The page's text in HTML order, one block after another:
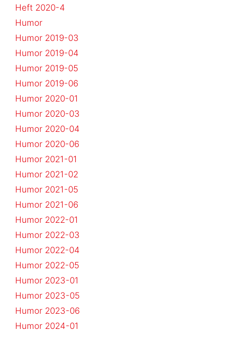
Heft 2020-4
Humor
Humor 2019-03
Humor 2019-04
Humor 2019-05
Humor 2019-06
Humor 2020-01
Humor 2020-03
Humor 2020-04
Humor 2020-06
Humor 2021-01
Humor 2021-02
Humor 2021-05
Humor 2021-06
Humor 2022-01
Humor 2022-03
Humor 2022-04
Humor 2022-05
Humor 2023-01
Humor 2023-05
Humor 2023-06
Humor 2024-01